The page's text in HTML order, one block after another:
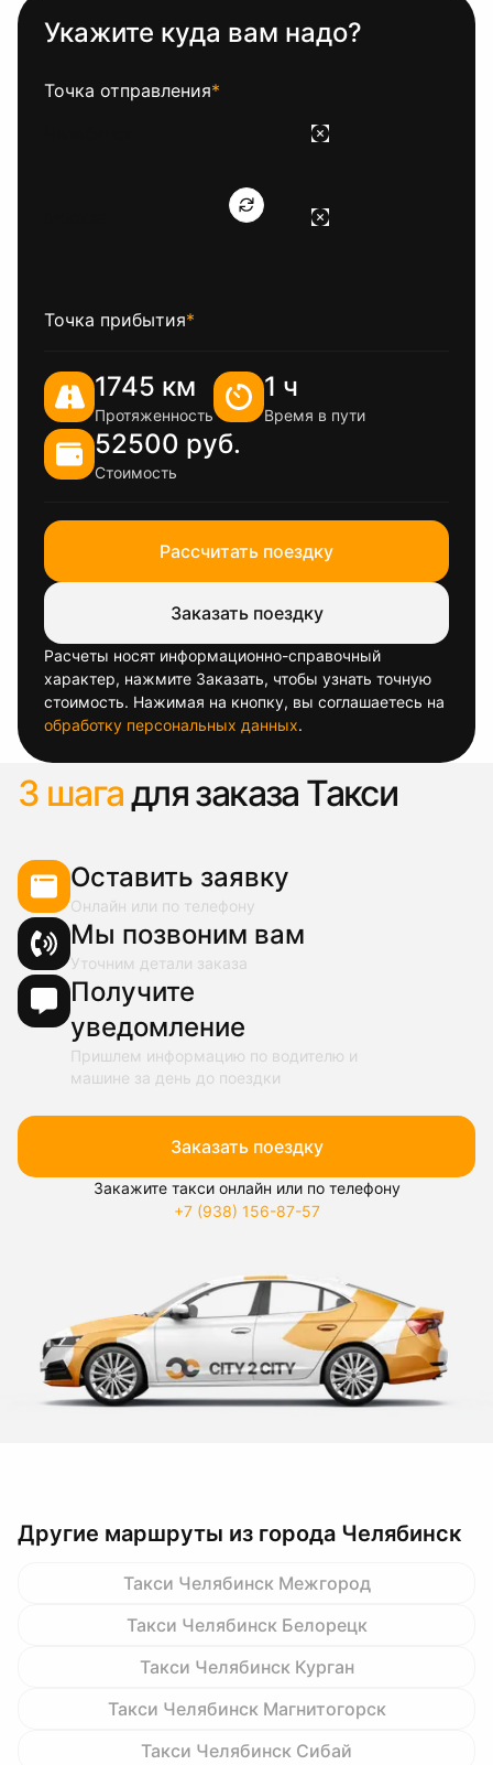
Укажите куда вам надо?
Точка отправления*
Точка прибытия*
1745 км
Протяженность
1 ч
Время в пути
52500 руб.
Стоимость
Рассчитать поездку
Заказать поездку
Расчеты носят информационно-справочный
характер, нажмите Заказать, чтобы узнать точную
стоимость. Нажимая на кнопку, вы соглашаетесь на
обработку персональных данных.
3 шагадля заказа Такси
Оставить заявку
Онлайн или по телефону
Мы позвоним вам
Уточним детали заказа
Получите
уведомление
Пришлем информацию по водителю и
машине за день до поездки
Заказать поездку
Закажите такси онлайн или по телефону
+7 (938) 156-87-57
Другие маршруты из города Челябинск
Такси Челябинск Межгород
Такси Челябинск Белорецк
Такси Челябинск Курган
Такси Челябинск Магнитогорск
Такси Челябинск Сибай